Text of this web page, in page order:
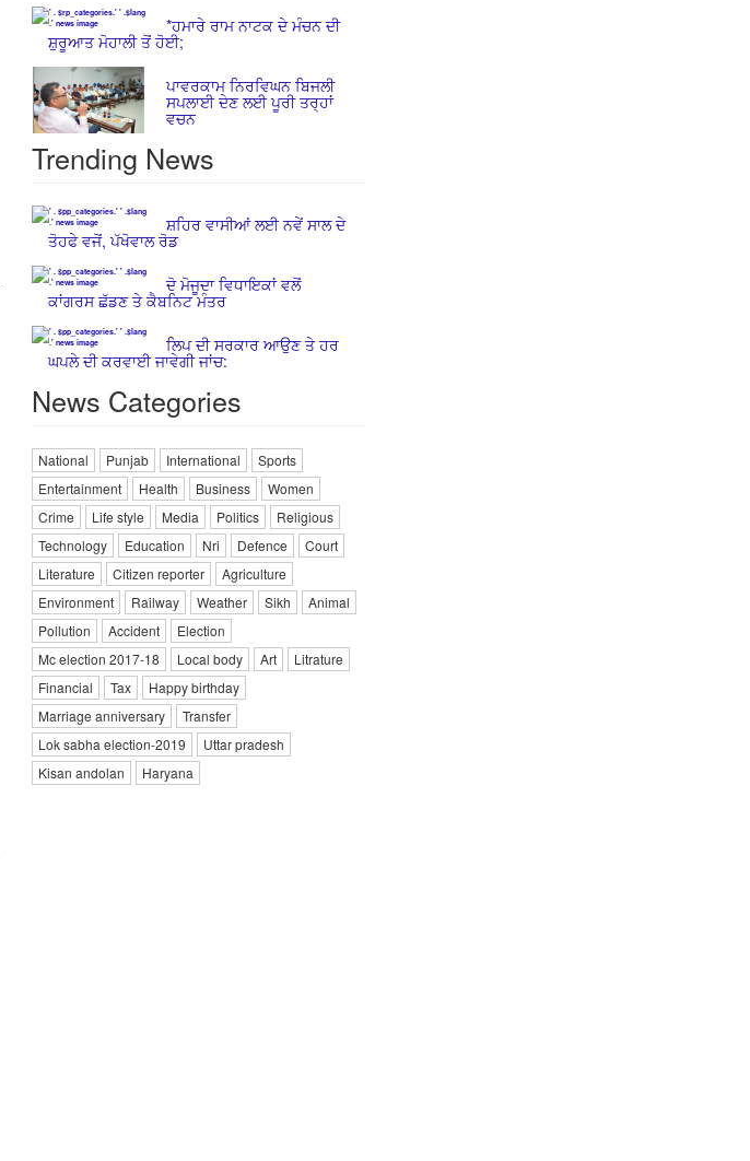
*ਹਮਾਰੇ ਰਾਮ ਨਾਟਕ ਦੇ ਮੰਚਨ ਦੀ
ਸ਼ੁਰੂਆਤ ਮੋਹਾਲੀ ਤੋਂ ਹੋਈ;
ਪਾਵਰਕਾਮ ਨਿਰਵਿਘਨ ਬਿਜਲੀ
ਸਪਲਾਈ ਦੇਣ ਲਈ ਪੂਰੀ ਤਰ੍ਹਾਂ
ਵਚਨ
Trending News
ਸ਼ਹਿਰ ਵਾਸੀਆਂ ਲਈ ਨਵੇਂ ਸਾਲ ਦੇ
ਤੋਹਫੇ ਵਜੋਂ, ਪੱਖੋਵਾਲ ਰੋਡ
ਦੋ ਮੋਜੂਦਾ ਵਿਧਾਇਕਾਂ ਵਲੋਂ
ਕਾਂਗਰਸ ਛੱਡਣ ਤੇ ਕੈਬਨਿਟ ਮੰਤਰ
ਲਿਪ ਦੀ ਸਰਕਾਰ ਆਉਣ ਤੇ ਹਰ
ਘਪਲੇ ਦੀ ਕਰਵਾਈ ਜਾਵੇਗੀ ਜਾਂਚ:
News Categories
National Punjab International
Sports
Entertainment
Health Business
Women
Crime
Life style Media Politics
Religious
Technology
Education Nri Defence
Court
Literature
Citizen reporter
Agriculture
Environment
Railway Weather Sikh
Animal
Pollution
Accident
Election
Mc election 2017-18
Local body Art
Litrature
Financial
Tax
Happy birthday
Marriage anniversary
Transfer
Lok sabha election-2019
Uttar pradesh
Kisan andolan
Haryana